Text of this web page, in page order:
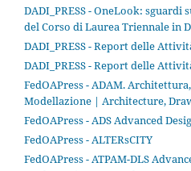
DADI_PRESS - OneLook:
del Corso di Laurea Triennale in
DADI_PRESS - Report delle
DADI_PRESS - Report delle
FedOAPress - ADAM.
Modellazione | Architecture,
FedOAPress - ADS Advanced
FedOAPress - ALTERsCITY
FedOAPress - ATPAM-DLS